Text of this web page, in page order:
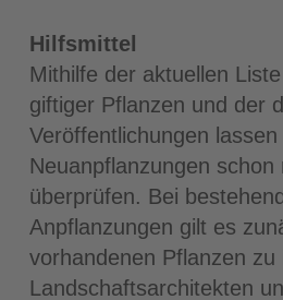
Hilfsmittel
Mithilfe der aktuellen
giftiger Pflanzen und der
Veröffentlichungen
Neuanpflanzungen schon
überprüfen. Bei
Anpflanzungen gilt es
vorhandenen Pflanzen zu
Landschaftsarchitekten